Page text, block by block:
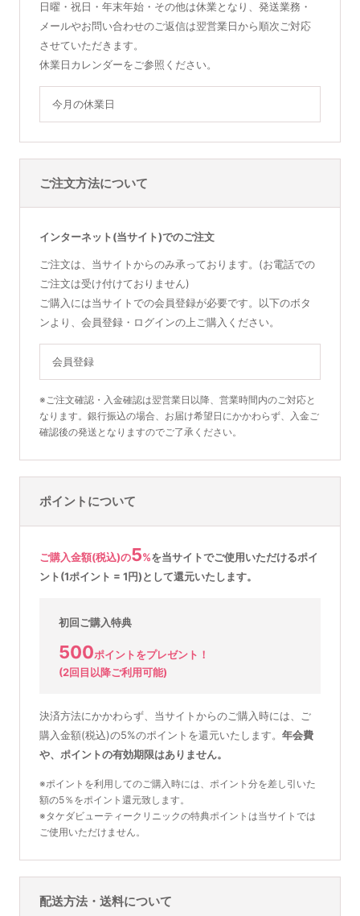
日曜・祝日・年末年始・その他は休業となり、発送業務・
メールやお問い合わせのご返信は翌営業日から順次ご対応
させていただきます。
休業日カレンダーをご参照ください。
今月の休業日
ご注文方法について
インターネット(当サイト)でのご注文
ご注文は、当サイトからのみ承っております。(お電話での
ご注文は受け付けておりません)
ご購入には当サイトでの会員登録が必要です。以下のボタ
ンより、会員登録・ログインの上ご購入ください。
会員登録
※ご注文確認・入金確認は翌営業日以降、営業時間内のご対応と
なります。銀行振込の場合、お届け希望日にかかわらず、入金ご
確認後の発送となりますのでご了承ください。
ポイントについて
ご購入金額(税込)の5%を当サイトでご使用いただけるポイ
ント(1ポイント = 1円)として還元いたします。
初回ご購入特典
500ポイントをプレゼント！
(2回目以降ご利用可能)
決済方法にかかわらず、当サイトからのご購入時には、ご
購入金額(税込)の5%のポイントを還元いたします。 年会費
や、ポイントの有効期限はありません。
※ポイントを利用してのご購入時には、ポイント分を差し引いた
額の5％をポイント還元致します。
※タケダビューティークリニックの特典ポイントは当サイトでは
ご使用いただけません。
配送方法・送料について